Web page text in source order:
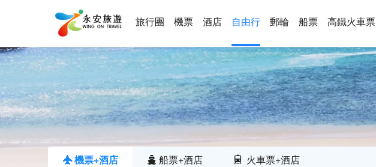
旅行團 機票 酒店 自由行 郵輪 船票 高鐵火車票
機票+酒店 船票+酒店 火車票+酒店